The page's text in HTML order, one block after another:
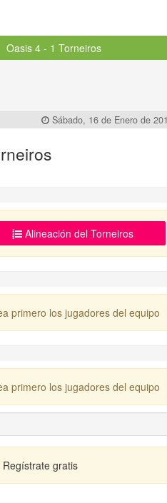
Oasis 4 - 1 Torneiros
Sábado, 16 de Enero de
Alineación del Torneiros
primero los jugadores del equipo
primero los jugadores del equipo
Regístrate gratis